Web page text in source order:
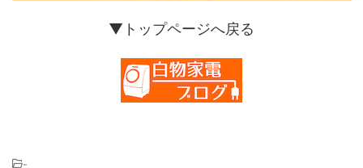
▼トップページへ戻る
-